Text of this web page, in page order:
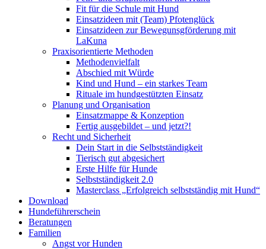
Fit für die Schule mit Hund
Einsatzideen mit (Team) Pfotenglück
Einsatzideen zur Bewegunsgförderung mit
LaKuna
Praxisorientierte Methoden
Methodenvielfalt
Abschied mit Würde
Kind und Hund – ein starkes Team
Rituale im hundgestützten Einsatz
Planung und Organisation
Einsatzmappe & Konzeption
Fertig ausgebildet – und jetzt?!
Recht und Sicherheit
Dein Start in die Selbstständigkeit
Tierisch gut abgesichert
Erste Hilfe für Hunde
Selbstständigkeit 2.0
Masterclass „Erfolgreich selbstständig mit Hund“
Download
Hundeführerschein
Beratungen
Familien
Angst vor Hunden